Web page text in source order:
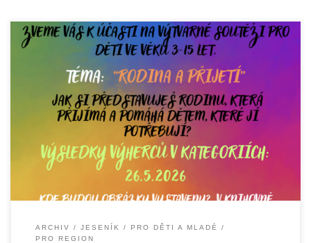
Ve dnech 21. dubna až 26. května 2026 pořádá organizace
EUROTOPIA.CZ, o.p.s. ve spolupráci s Knihovnou Vincence
Priessnitze již 4. ročník výtvarné soutěže „Rodina
ARCHIV JESENÍK
PRO DĚTI A MLADÉ
PRO REGION